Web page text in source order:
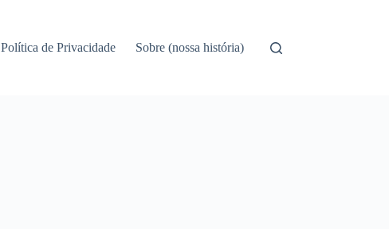
Política de Privacidade Sobre (nossa história)